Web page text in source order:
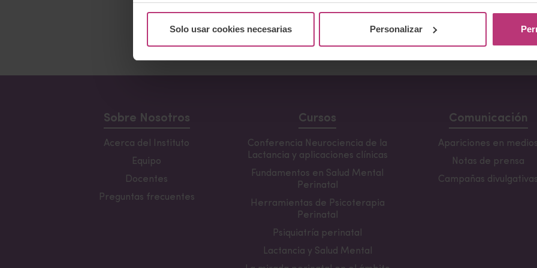
Solo usar cookies necesarias Personalizar
Volver al listado
Sobre Nosotros
Acerca del Instituto
Equipo
Docentes
Preguntas frecuentes
Cursos
Conferencia Neurociencia de la
Lactancia y aplicaciones clínicas
Fundamentos en Salud Mental
Perinatal
Herramientas de Psicoterapia
Perinatal
Psiquiatría perinatal
Lactancia y Salud Mental
Comunicación
Apariciones en
Notas de prensa
Campañas